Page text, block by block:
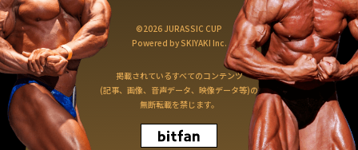
ログイン 新規入会
©2026 JURASSIC CUP
Powered bySKIYAKI Inc.
掲載されているすべてのコンテンツ
(記事、画像、音声データ、映像データ等)の
無断転載を禁じます。